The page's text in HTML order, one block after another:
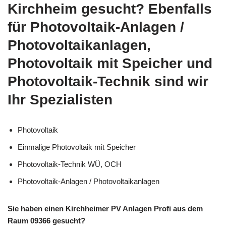
Kirchheim gesucht? Ebenfalls
für Photovoltaik-Anlagen /
Photovoltaikanlagen,
Photovoltaik mit Speicher und
Photovoltaik-Technik sind wir
Ihr Spezialisten
Photovoltaik
Einmalige Photovoltaik mit Speicher
Photovoltaik-Technik WÜ, OCH
Photovoltaik-Anlagen / Photovoltaikanlagen
Sie haben einen Kirchheimer PV Anlagen Profi aus dem
Raum 09366 gesucht?